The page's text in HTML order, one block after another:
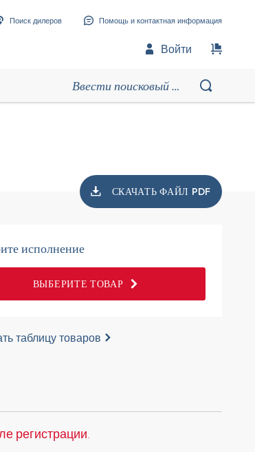
Поиск дилеров Помощь и контактная информация
Войти
СКАЧАТЬ ФАЙЛ PDF
исполнение
ВЫБЕРИТЕ ТОВАР
таблицу товаров
регистрации.